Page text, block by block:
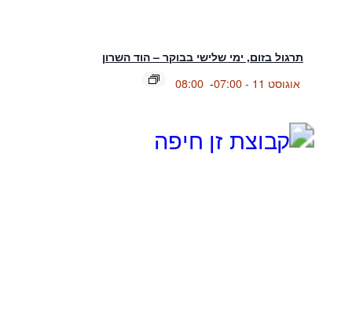
תרגול בזום, ימי שלישי בבוקר – הוד השרון
אוגוסט 11 - 07:00 -
08:00